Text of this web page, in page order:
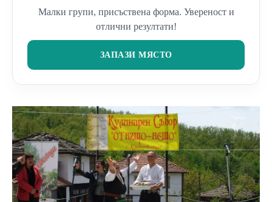
Малки групи, присъствена форма. Увереност и
отлични резултати!
ЗАПАЗИ МЯСТО